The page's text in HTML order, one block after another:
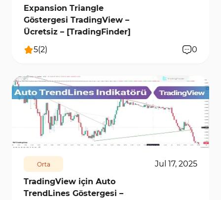
Expansion Triangle
Göstergesi TradingView –
Ücretsiz – [TradingFinder]
5(2) 0
Orta
Jul 17, 2025
TradingView için Auto
TrendLines Göstergesi –